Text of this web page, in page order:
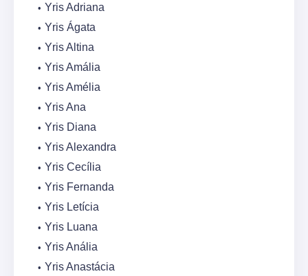
Yris Adriana
Yris Ágata
Yris Altina
Yris Amália
Yris Amélia
Yris Ana
Yris Diana
Yris Alexandra
Yris Cecília
Yris Fernanda
Yris Letícia
Yris Luana
Yris Anália
Yris Anastácia